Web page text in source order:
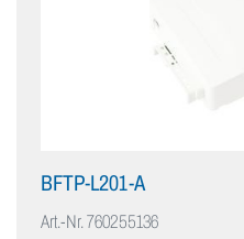
BFTP-L201-A
Art.-Nr.760255136